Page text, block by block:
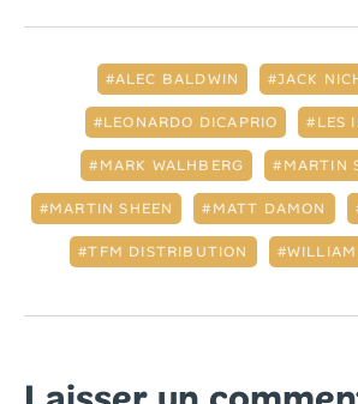
ALEC BALDWIN JACK
LEONARDO DICAPRIO LES
MARK WALHBERG MARTIN
MARTIN SHEEN MATT DAMON
TFM DISTRIBUTION